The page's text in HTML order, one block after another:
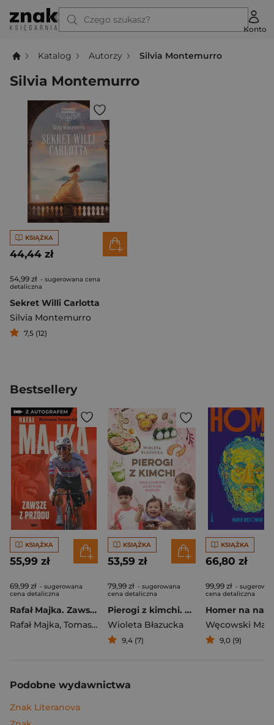
Czego szukasz?
Konto
Katalog Autorzy Silvia Montemurro
Silvia Montemurro
KSIĄŻKA
44,44 zł
54,99 zł - sugerowana cena
detaliczna
Sekret Willi Carlotta
Silvia Montemurro
7,5 (12)
Bestsellery
KSIĄŻKA
55,99 zł
69,99 zł - sugerowana
cena detaliczna
Rafał Majka. Zawsze z przodu. Rozmawia Tomasz Kalemba - książka z autografem
Rafał Majka, Tomasz Kalemba
KSIĄŻKA
53,59 zł
79,99 zł - sugerowana
cena detaliczna
Pierogi z kimchi. Moje ulubione azjatyckie przepisy
Wioleta Błazucka
9,4 (7)
KSIĄŻKA
66,80 zł
99,99 zł -
cena detaliczna
Węcowski
9,0 (9)
Podobne wydawnictwa
Znak Literanova